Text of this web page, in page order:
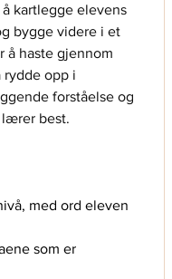
kartlegge elevens
bygge videre i et
å haste gjennom
rydde opp i
forståelse og
lærer best.
med ord eleven
som er